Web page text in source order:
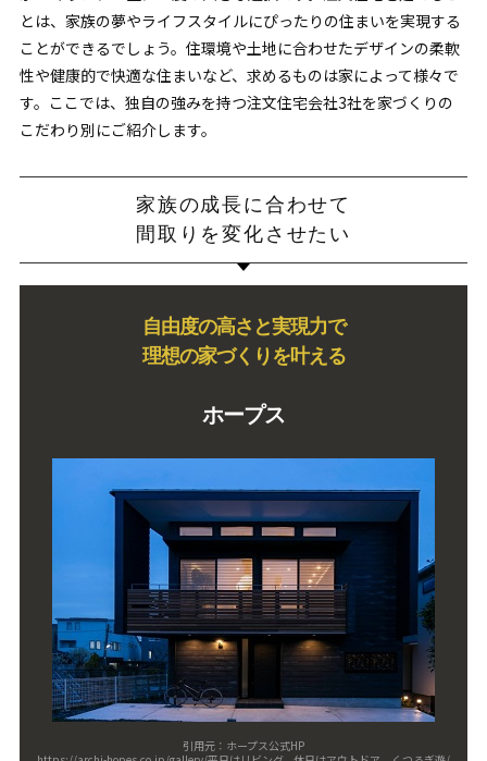
とは、家族の夢やライフスタイルにぴったりの住まいを実現する
ことができるでしょう。住環境や土地に合わせたデザインの柔軟
性や健康的で快適な住まいなど、求めるものは家によって様々で
す。ここでは、独自の強みを持つ注文住宅会社3社を家づくりの
こだわり別にご紹介します。
家族の成長に合わせて
間取りを変化させたい
自由度の高さと実現力で
理想の家づくりを叶える
ホープス
引用元：ホープス公式HP